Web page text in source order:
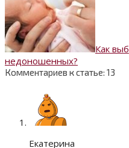
Как
недоношенных?
Комментариев к статье: 13
Екатерина